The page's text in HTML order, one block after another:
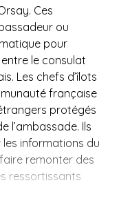
Ces
ou
pour
le consulat
Les chefs d’îlots
française
protégés
l’ambassade. Ils
informations du
remonter des
ressortissants